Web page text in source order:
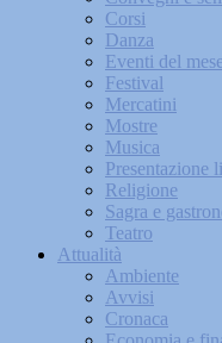
Corsi
Danza
Eventi del mese
Festival
Mercatini
Mostre
Musica
Presentazione
Religione
Sagra e
Teatro
Attualità
Ambiente
Avvisi
Cronaca